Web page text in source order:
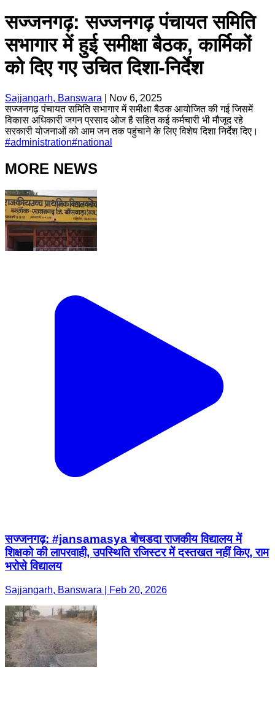
सज्जनगढ़: सज्जनगढ़ पंचायत समिति
सभागार में हुई समीक्षा बैठक, कार्मिकों
को दिए गए उचित दिशा-निर्देश
Sajjangarh, Banswara
Nov 6, 2025
सज्जनगढ़ पंचायत समिति सभागार में समीक्षा बैठक आयोजित की गई जिसमें
विकास अधिकारी जगन प्रसाद ओज है सहित कई कर्मचारी भी मौजूद रहे
सरकारी योजनाओं को आम जन तक पहुंचाने के लिए विशेष दिशा निर्देश दिए।
#administration#national
MORE NEWS
सज्जनगढ़: #jansamasya बोचडदा राजकीय विद्यालय में
शिक्षको की लापरवाही, उपस्थिति रजिस्टर में दस्तखत नहीं किए, राम
भरोसे विद्यालय
Sajjangarh, Banswara | Feb 20, 2026